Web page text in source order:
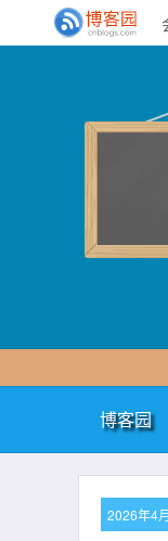
博客园
2026年4